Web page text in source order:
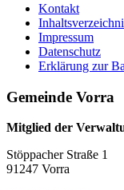
Kontakt
Impressum
Datenschutz
Erklärung zur
Gemeinde Vorra
Mitglied der
Stöppacher Straße 1
91247 Vorra